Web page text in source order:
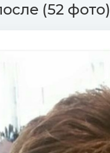
(52 фото)